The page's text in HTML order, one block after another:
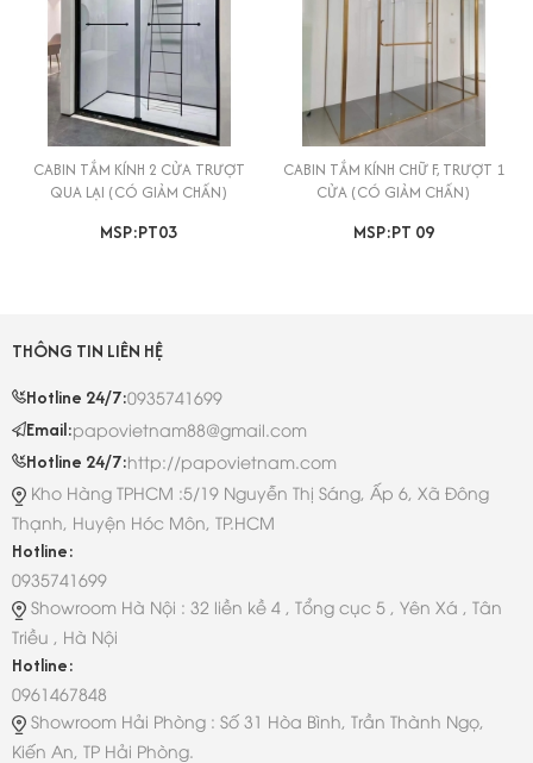
CABIN TẮM KÍNH 2 CỬA TRƯỢT
QUA LẠI (CÓ GIẢM CHẤN)
MSP:PT03
CABIN TẮM KÍNH CHỮ F, TRƯỢT 1
CỬA (CÓ GIẢM CHẤN)
MSP:PT 09
THÔNG TIN LIÊN HỆ
Hotline 24/7:0935741699
Email:papovietnam88@gmail.com
Hotline 24/7:http://papovietnam.com
Kho Hàng TPHCM :5/19 Nguyễn Thị Sáng, Ấp 6, Xã Đông
Thạnh, Huyện Hóc Môn, TP.HCM
Hotline:
0935741699
Showroom Hà Nội : 32 liền kề 4 , Tổng cục 5 , Yên Xá , Tân
Triều , Hà Nội
Hotline:
0961467848
Showroom Hải Phòng : Số 31 Hòa Bình, Trần Thành Ngọ,
Kiến An, TP Hải Phòng.